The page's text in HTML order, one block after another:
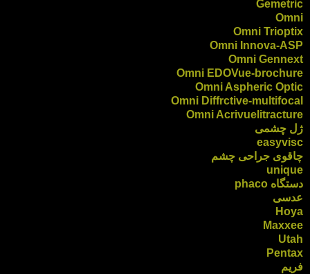
Gemetric
Omni
Omni Trioptix
Omni Innova-ASP
Omni Gennext
Omni EDOVue-brochure
Omni Aspheric Optic
Omni Diffrctive-multifocal
Omni Acrivuelitracture
ژل چشمی
easyvisc
چاقوی جراحی چشم
unique
دستگاه phaco
عدسی
Hoya
Maxxee
Utah
Pentax
فریم